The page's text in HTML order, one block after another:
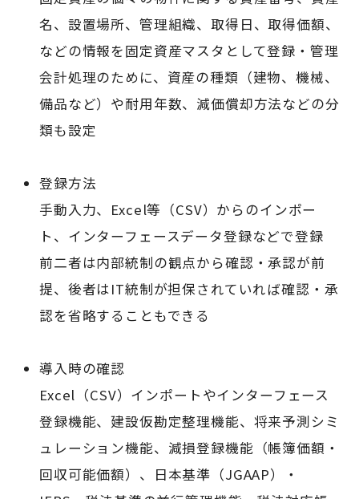
名、設置場所、管理組織、取得日、取得価額、
などの情報を固定資産マスタとして登録・管理
会計処理のために、資産の種類（建物、機械、
備品など）や耐用年数、減価償却方法などの分
類も設定
登録方法
手動入力、Excel等（CSV）からのインポー
ト、インターフェースデータ登録などで登録
前二者は内部統制の観点から確認・承認が前
提、後者はIT統制が担保されていれば確認・承
認を省略することもできる
導入時の確認
Excel（CSV）インポートやインターフェース
登録機能、建設仮勘定整理機能、将来予測シミ
ュレーション機能、減損登録機能（帳簿価額・
回収可能価額）、日本基準（JGAAP）・